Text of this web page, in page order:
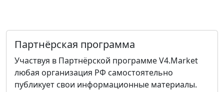
Партнёрская программа
Участвуя в Партнёрской программе V4.Market
любая организация РФ самостоятельно
публикует свои информационные материалы.